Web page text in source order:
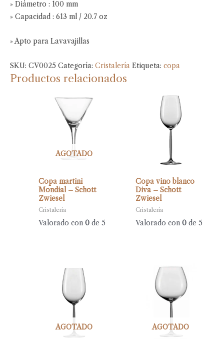
» Diámetro : 100 mm
» Capacidad : 613 ml / 20.7 oz
» Apto para Lavavajillas
SKU: CV0025 Categoría: Cristalería Etiqueta: copa
Productos relacionados
AGOTADO
Copa martini
Mondial – Schott
Zwiesel
Cristalería
Valorado con0 de 5
Copa vino blanco
Diva – Schott
Zwiesel
Cristalería
Valorado con 0de 5
AGOTADO AGOTADO